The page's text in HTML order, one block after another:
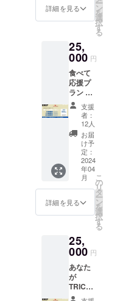
だきま
す。 ・
ず備考
欄に掲
載を希
望され
るお名
前をご
記入く
ださ
い。
クラウ
了後制
作し、
郵送に
てお届
けしま
す。 ま
た、ご
来店の
際にお
持ちい
ただけ
ると、
トッピ
ングの
オマケ
ます。
・御芳
は文字
のみと
させて
いただ
き、記
載サイ
品表示
ルに表
記され
商品開
封前に
は必ず
お届け
のリ
ターン
に貼付
された
ラベル
や注意
書きを
ご確認
くださ
い。」
てお届
けしま
うざい
製造業
営業許
ズに御
芳名記
（企業
名や通
称OK）
4種のプ
ランか
らお選
びいた
だけま
す。 ・
御芳名
入Tシャ
ツ×1 ・
お食事
券5,000
円分 救
世主様
全員の
たTシャ
ツ を制
しま
す。デ
ザイン
に関し
詳細を見る ー
ン
を
選
択
す
る
25,
000 円
食べて
応援プ
ラン 店
舗でご
利用い
ただけ
る飲食
チケッ
トで
す。 ・
感謝の
お手紙
・店舗
利用お
食事券
期間は
発行よ
り1年で
す
27,500
円分の
チケッ
支援
者：
12人
お届
け予
定：
2024
年04
月
詳細を見る
こ
の
リ
タ
ー
ン
を
選
択
す
る
25,
000 円
あなた
が
TRICO
の救世